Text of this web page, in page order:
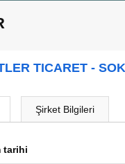
TICARET -
Şirket Bilgileri
tarihi